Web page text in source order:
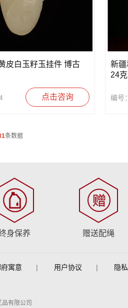
皮白玉籽玉挂件 博古
点击咨询
新
24克
编号
条数据
身保养 赠送配绳
寓意 | 用户协议 | 隐
有限公司